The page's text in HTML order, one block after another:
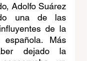
Adolfo Suárez
una de las
de la
Más
dejado la